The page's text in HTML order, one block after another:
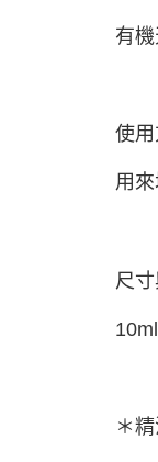
有
使
用
尺
＊